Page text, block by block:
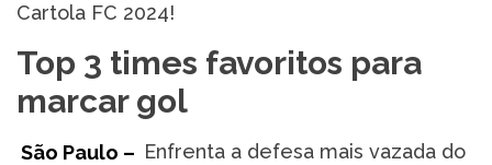
Cartola FC 2024!
Top 3 times favoritos para
marcar gol
São Paulo – Enfrenta a defesa mais vazada do